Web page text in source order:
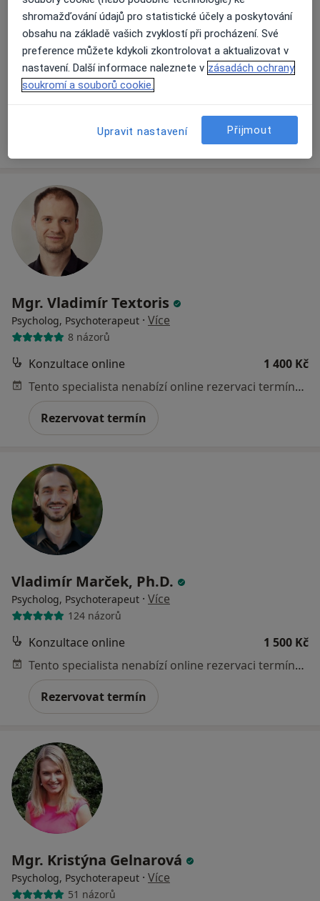
Mgr. Stanislava Gauchet Kobzová
Psycholog, Psychoterapeut·Více
42 názorů
Konzultace online
Rezervovat termín
Mgr. Vladimír Textoris
Psycholog, Psychoterapeut · Více
8 názorů
Konzultace online
1 400 Kč
Tento specialista nenabízí online rezervaci termínu na této adrese.
Rezervovat termín
Vladimír Marček, Ph.D.
Psycholog, Psychoterapeut · Více
124 názorů
Konzultace online
1 500 Kč
Tento specialista nenabízí online rezervaci termínu na této adrese.
Rezervovat termín
Mgr. Kristýna Gelnarová
Psycholog, Psychoterapeut · Více
51 názorů
shromažďování údajů pro statistické účely a poskytování
obsahu na základě vašich zvyklostí při procházení. Své
preference můžete kdykoli zkontrolovat a aktualizovat v
nastavení. Další informace naleznete v zásadách ochrany
soukromí a souborů cookie.
Upravit nastavení Přijmout